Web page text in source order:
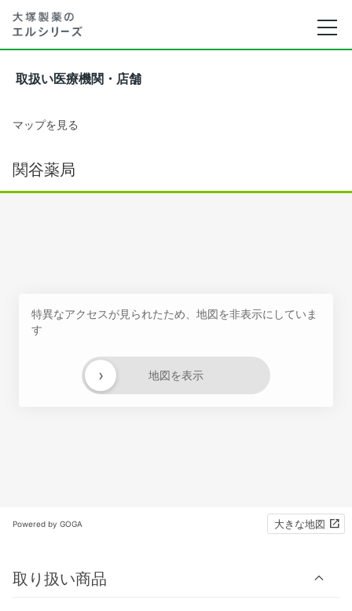
取扱い医療機関・店舗
マップを見る
関谷薬局
特異なアクセスが見られたため、地図を非表示にしていま
す
地図を表示
›
Powered by GOGA 大きな地図
取り扱い商品